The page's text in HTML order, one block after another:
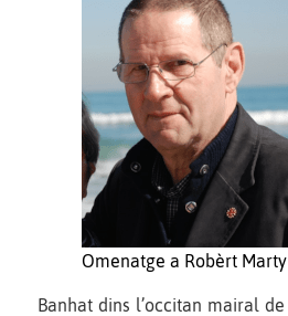
Omenatge a Robèrt Marty
Banhat dins l’occitan mairal